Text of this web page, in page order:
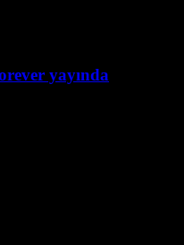
yayında